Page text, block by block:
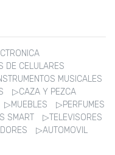
DE CELULARES
MUSICALES
▷CAZA Y PEZCA
▷MUEBLES
▷PERFUMES
SMART
▷TELEVISORES
▷AUTOMOVIL